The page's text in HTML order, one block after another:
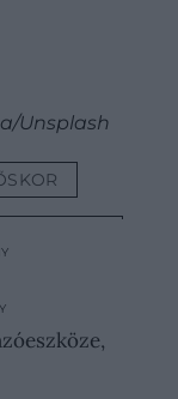
Unsplash
embert,